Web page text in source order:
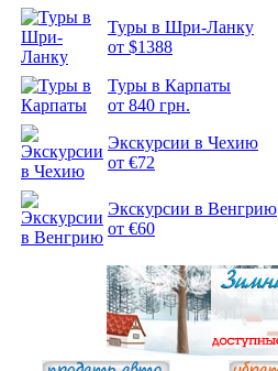
Туры в Шри-Ланку
от $1388
Туры в Карпаты
от 840 грн.
Экскурсии в Чехию
от €72
Экскурсии в Венгрию
от €60